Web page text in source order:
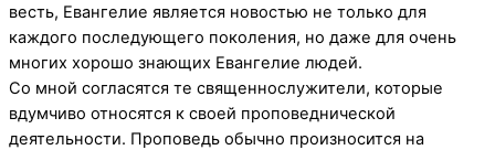
весть, Евангелие является новостью не только для
каждого последующего поколения, но даже для очень
многих хорошо знающих Евангелие людей.
Со мной согласятся те священнослужители, которые
вдумчиво относятся к своей проповеднической
деятельности. Проповедь обычно произносится на